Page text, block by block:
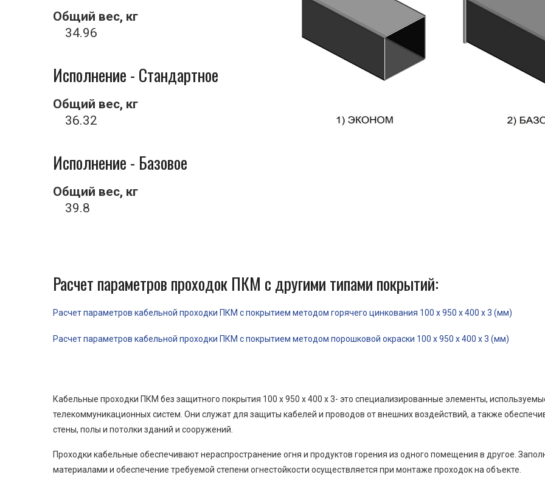
Общий вес, кг
34.96
Исполнение - Стандартное
Общий вес, кг
36.32
Исполнение - Базовое
Общий вес, кг
39.8
Расчет параметров проходок ПКМ с другими типами покрытий:
Расчет параметров кабельной проходки ПКМ с покрытием методом горячего цинкования 100 x 950 x 400 x 3 (мм)
Расчет параметров кабельной проходки ПКМ с покрытием методом порошковой окраски 100 x 950 x 400 x 3 (мм)
Кабельные проходки ПКМ без защитного покрытия 100 x 950 x 400 x 3- это специализированные элементы,
телекоммуникационных систем. Они служат для защиты кабелей и проводов от внешних воздействий, а также
стены, полы и потолки зданий и сооружений.
Проходки кабельные обеспечивают нераспространение огня и продуктов горения из одного помещения в другое.
материалами и обеспечение требуемой степени огнестойкости осуществляется при монтаже проходок на объекте.